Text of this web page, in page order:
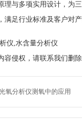
理与多项实用设计，为
足行业标准及客户对产
仪,水含量分析仪
侵权，请联系我们删
氧分析仪测氧中的应用